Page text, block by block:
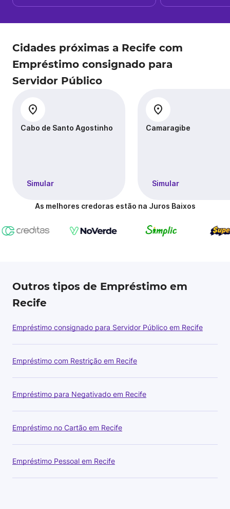
Cidades próximas a Recife com
Empréstimo consignado para
Servidor Público
Cabo de Santo Agostinho
Simular
Camaragibe
Simular
As melhores credoras estão na Juros Baixos
Outros tipos de Empréstimo em
Recife
Empréstimo consignado para Servidor Público em Recife
Empréstimo com Restrição em Recife
Empréstimo para Negativado em Recife
Empréstimo no Cartão em Recife
Empréstimo Pessoal em Recife